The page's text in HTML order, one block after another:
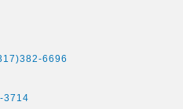
USAR SICAR en
6696
3714